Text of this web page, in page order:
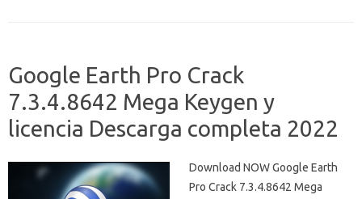
Google Earth Pro Crack
7.3.4.8642 Mega Keygen y
licencia Descarga completa 2022
Download NOW Google Earth
Pro Crack 7.3.4.8642 Mega